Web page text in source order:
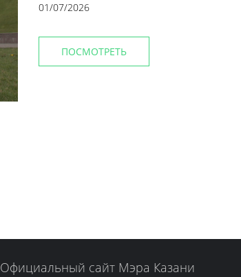
01/07/2026
ПОСМОТРЕТЬ
Официальный сайт Мэра Казани